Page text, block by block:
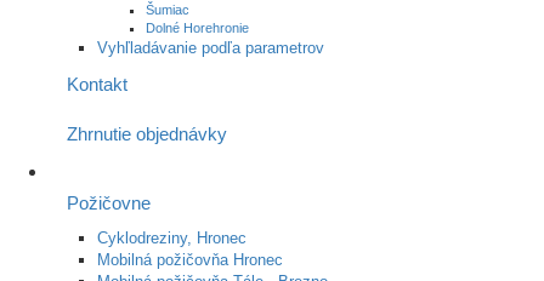
Šumiac
Dolné Horehronie
Vyhľladávanie podľa parametrov
Kontakt
Zhrnutie objednávky
Požičovne
Cyklodreziny, Hronec
Mobilná požičovňa Hronec